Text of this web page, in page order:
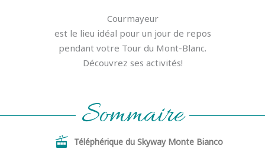
Courmayeur
est le lieu idéal pour un jour de repos
pendant votre Tour du Mont-Blanc.
Découvrez ses activités!
Sommaire
Téléphérique du Skyway Monte Bianco